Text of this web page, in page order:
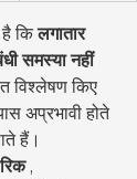
है कि लगातार
समस्या नहीं
विश्लेषण किए
अप्रभावी होते
हैं।
,